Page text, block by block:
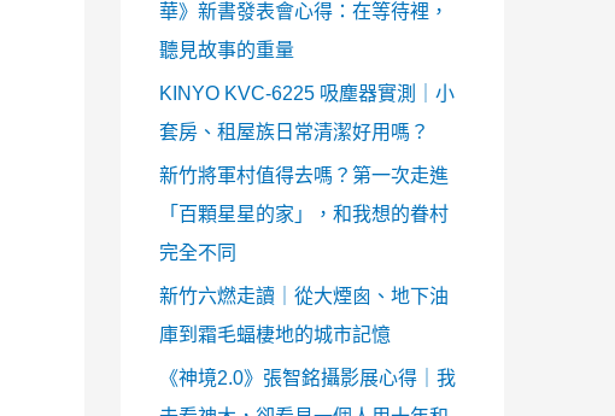
華》新書發表會心得：在等待裡，
聽見故事的重量
KINYO KVC-6225 吸塵器實測｜小
套房、租屋族日常清潔好用嗎？
新竹將軍村值得去嗎？第一次走進
「百顆星星的家」，和我想的眷村
完全不同
新竹六燃走讀｜從大煙囪、地下油
庫到霜毛蝠棲地的城市記憶
《神境2.0》張智銘攝影展心得｜我